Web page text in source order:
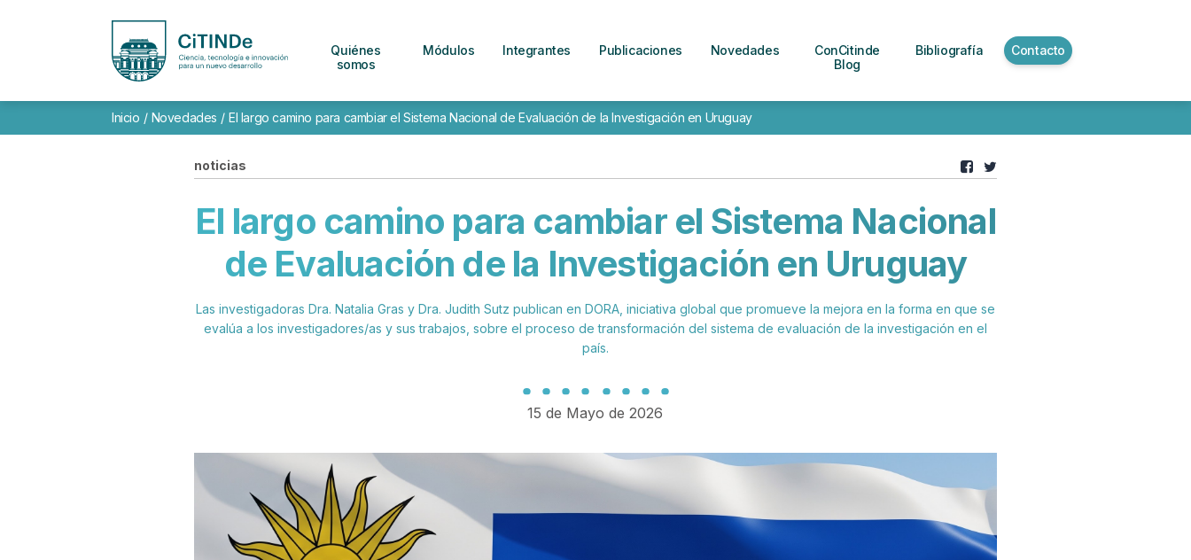
Quiénes
somos
Módulos Integrantes Publicaciones Novedades
ConCitinde
Blog
Bibliografía Contacto
Inicio / Novedades /El largo camino para cambiar el Sistema Nacional de Evaluación de la Investigación en Uruguay
noticias
El largo camino para cambiar el Sistema Nacional
de Evaluación de la Investigación en Uruguay
Las investigadoras Dra. Natalia Gras y Dra. Judith Sutz publican en DORA, iniciativa global que promueve la mejora en la forma en que se
evalúa a los investigadores/as y sus trabajos, sobre el proceso de transformación del sistema de evaluación de la investigación en el
país.
15 de Mayo de 2026